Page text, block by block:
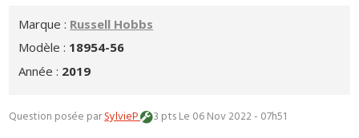
Marque : Russell Hobbs
Modèle : 18954-56
Année : 2019
Question posée parSylvieP 3 ptsLe 06 Nov 2022 - 07h51